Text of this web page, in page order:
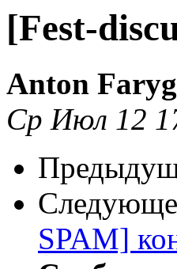
[Fest-
Anton
Ср Июл 12
SPAM]